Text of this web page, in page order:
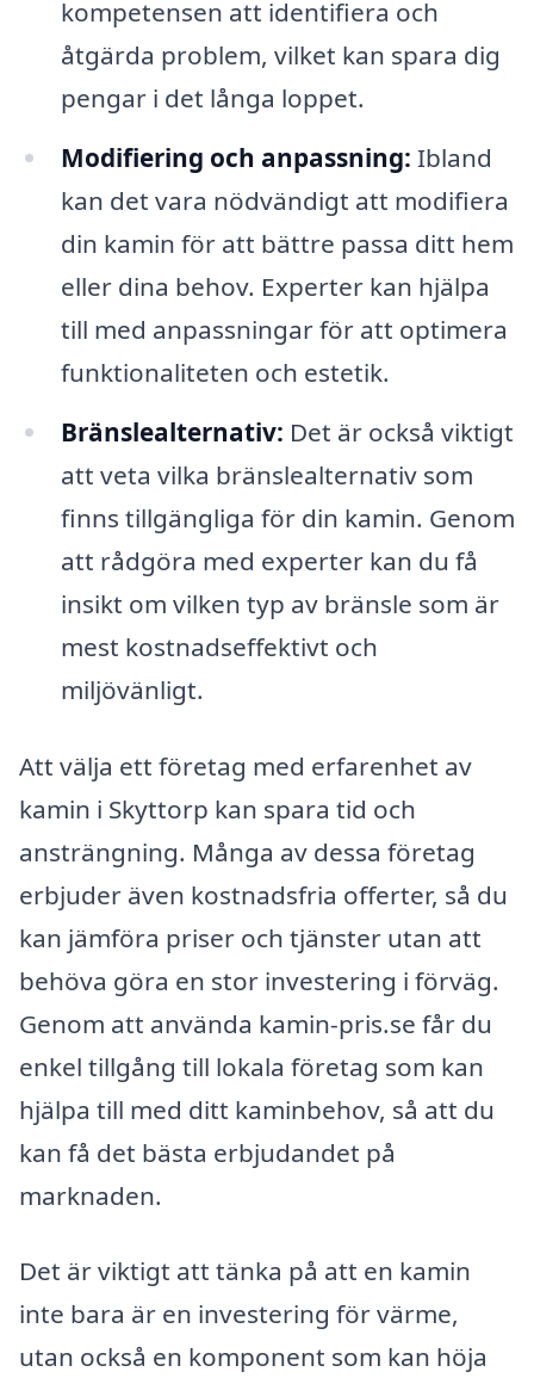
kompetensen att identifiera och
åtgärda problem, vilket kan spara dig
pengar i det långa loppet.
Modifiering och anpassning: Ibland
kan det vara nödvändigt att modifiera
din kamin för att bättre passa ditt hem
eller dina behov. Experter kan hjälpa
till med anpassningar för att optimera
funktionaliteten och estetik.
Bränslealternativ: Det är också viktigt
att veta vilka bränslealternativ som
finns tillgängliga för din kamin. Genom
att rådgöra med experter kan du få
insikt om vilken typ av bränsle som är
mest kostnadseffektivt och
miljövänligt.
Att välja ett företag med erfarenhet av
kamin i Skyttorp kan spara tid och
ansträngning. Många av dessa företag
erbjuder även kostnadsfria offerter, så du
kan jämföra priser och tjänster utan att
behöva göra en stor investering i förväg.
Genom att använda kamin-pris.se får du
enkel tillgång till lokala företag som kan
hjälpa till med ditt kaminbehov, så att du
kan få det bästa erbjudandet på
marknaden.
Det är viktigt att tänka på att en kamin
inte bara är en investering för värme,
utan också en komponent som kan höja